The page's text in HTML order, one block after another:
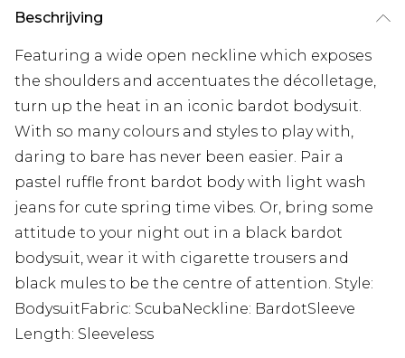
Beschrijving
Featuring a wide open neckline which exposes
the shoulders and accentuates the décolletage,
turn up the heat in an iconic bardot bodysuit.
With so many colours and styles to play with,
daring to bare has never been easier. Pair a
pastel ruffle front bardot body with light wash
jeans for cute spring time vibes. Or, bring some
attitude to your night out in a black bardot
bodysuit, wear it with cigarette trousers and
black mules to be the centre of attention. Style:
BodysuitFabric: ScubaNeckline: BardotSleeve
Length: Sleeveless